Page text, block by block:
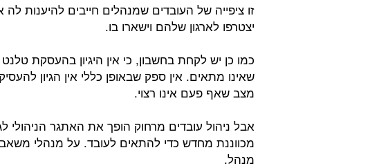
זו ציפייה של העובדים שמנהלים חייבים להיענות
יצטרפו לארגון שלהם וישארו בו.
כמו כן יש לקחת בחשבון, כי אין היגיון בהעסקת
שאינו מתאים. אין ספק שבאופן כללי אין הגיון
מצב שאף פעם אינו רצוי.
אבל ניהול עובדים מרחוק הופך את האתגר הניהולי
מכווננת מחדש כדי להתאים לעובד. על מנהלי
מנהל.